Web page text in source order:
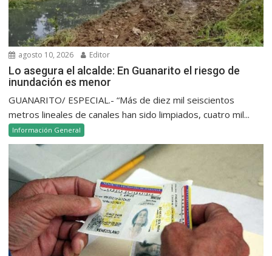
agosto 10, 2026 Editor
Lo asegura el alcalde: En Guanarito el riesgo de
inundación es menor
GUANARITO/ ESPECIAL.- “Más de diez mil seiscientos
metros lineales de canales han sido limpiados, cuatro mil...
Información General